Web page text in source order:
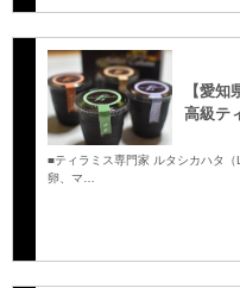
【愛
高級テ
■ティラミス専門家 ルタシカハタ
卵、マ…